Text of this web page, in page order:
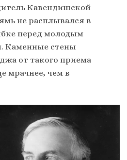
Кавендишской
не расплывался в
перед молодым
Каменные стены
от такого приема
мрачнее, чем в